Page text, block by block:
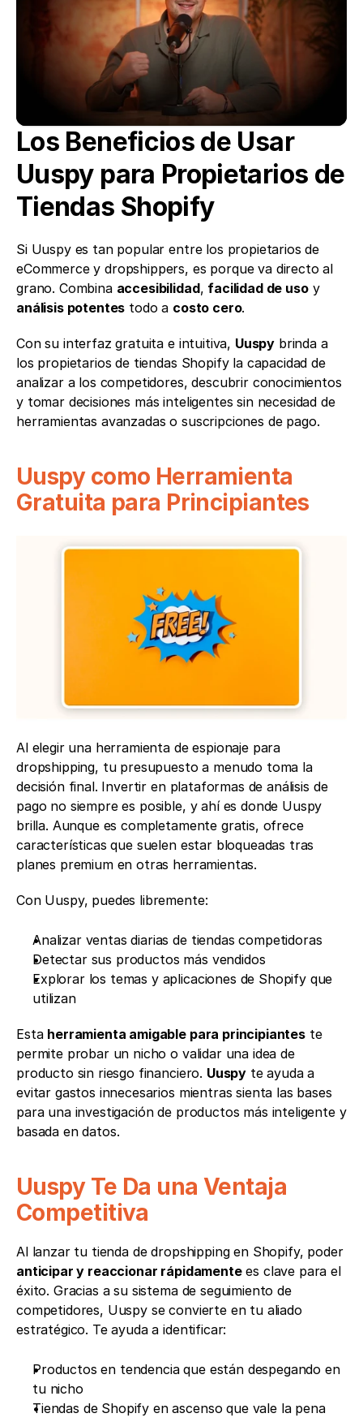
Los Beneficios de Usar
Uuspy para Propietarios de
Tiendas Shopify
Si Uuspy es tan popular entre los propietarios de
eCommerce y dropshippers, es porque va directo al
grano. Combina accesibilidad, facilidad de uso
y
análisis potentes todo a costo cero.
Con su interfaz gratuita e intuitiva, Uuspy brinda a
los propietarios de tiendas Shopify la capacidad de
analizar a los competidores, descubrir conocimientos
y tomar decisiones más inteligentes sin necesidad de
herramientas avanzadas o suscripciones de pago.
Uuspy como Herramienta
Gratuita para Principiantes
Al elegir una herramienta de espionaje para
dropshipping, tu presupuesto a menudo toma la
decisión final. Invertir en plataformas de análisis de
pago no siempre es posible, y ahí es donde Uuspy
brilla. Aunque es completamente gratis, ofrece
características que suelen estar bloqueadas tras
planes premium en otras herramientas.
Con Uuspy, puedes libremente:
Analizar ventas diarias de tiendas competidoras
Detectar sus productos más vendidos
Explorar los temas y aplicaciones de Shopify que
utilizan
Esta herramienta amigable para principiantes te
permite probar un nicho o validar una idea de
producto sin riesgo financiero. Uuspy te ayuda a
evitar gastos innecesarios mientras sienta las bases
para una investigación de productos más inteligente y
basada en datos.
Uuspy Te Da una Ventaja
Competitiva
Al lanzar tu tienda de dropshipping en Shopify, poder
anticipar y reaccionar rápidamente es clave para el
éxito. Gracias a su sistema de seguimiento de
competidores, Uuspy se convierte en tu aliado
estratégico. Te ayuda a identificar:
Productos en tendencia que están despegando en
tu nicho
Tiendas de Shopify en ascenso que vale la pena